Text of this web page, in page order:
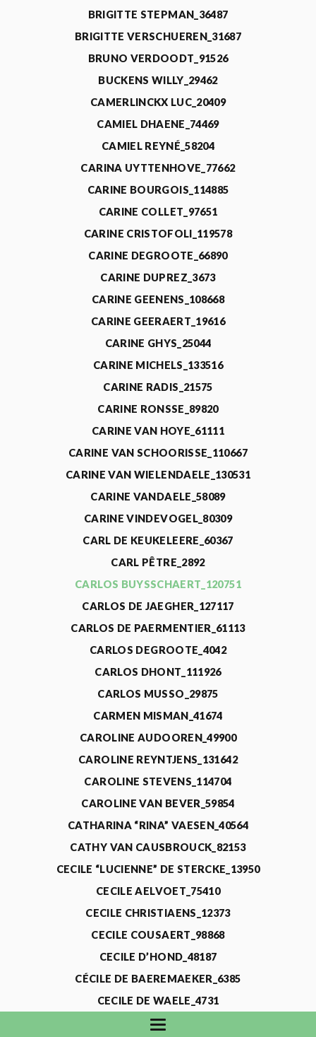
BRIGITTE STEPMAN_36487
BRIGITTE VERSCHUEREN_31687
BRUNO VERDOODT_91526
BUCKENS WILLY_29462
CAMERLINCKX LUC_20409
CAMIEL DHAENE_74469
CAMIEL REYNÉ_58204
CARINA UYTTENHOVE_77662
CARINE BOURGOIS_114885
CARINE COLLET_97651
CARINE CRISTOFOLI_119578
CARINE DEGROOTE_66890
CARINE DUPREZ_3673
CARINE GEENENS_108668
CARINE GEERAERT_19616
CARINE GHYS_25044
CARINE MICHELS_133516
CARINE RADIS_21575
CARINE RONSSE_89820
CARINE VAN HOYE_61111
CARINE VAN SCHOORISSE_110667
CARINE VAN WIELENDAELE_130531
CARINE VANDAELE_58089
CARINE VINDEVOGEL_80309
CARL DE KEUKELEERE_60367
CARL PÊTRE_2892
CARLOS BUYSSCHAERT_120751
CARLOS DE JAEGHER_127117
CARLOS DE PAERMENTIER_61113
CARLOS DEGROOTE_4042
CARLOS DHONT_111926
CARLOS MUSSO_29875
CARMEN MISMAN_41674
CAROLINE AUDOOREN_49900
CAROLINE REYNTJENS_131642
CAROLINE STEVENS_114704
CAROLINE VAN BEVER_59854
CATHARINA “RINA” VAESEN_40564
CATHY VAN CAUSBROUCK_82153
CECILE “LUCIENNE” DE STERCKE_13950
CECILE AELVOET_75410
CECILE CHRISTIAENS_12373
CECILE COUSAERT_98868
CECILE D’HOND_48187
CÉCILE DE BAEREMAEKER_6385
CECILE DE WAELE_4731
CECILE DEVOS_115318